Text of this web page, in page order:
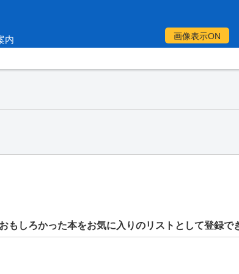
内 画像表示ON
しろかった本をお気に入りのリストとして登録で